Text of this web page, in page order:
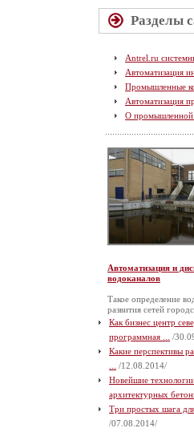
Разделы
Antrel.ru
Автоматизация
Промышленные
Автоматизация
О промышленной
Автоматизация и
водоканалов
Такое определение
развития сетей
Как бизнес центр
программная ...
/
Какие перспективы
/12.08.2014/
Новейшие
архитектурных
Три простых шага
/07.08.2014/